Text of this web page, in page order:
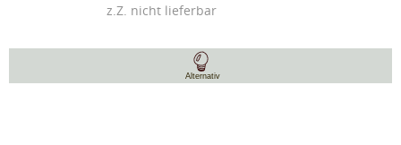
z.Z. nicht lieferbar
Alternativ